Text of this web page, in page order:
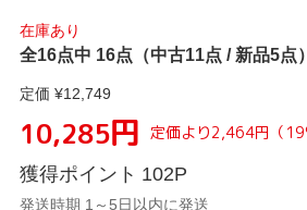
在庫あり
全16点中 16点（中古11点 / 新品5点）
定価 ¥12,749
10,285円 定価より2,464円 （ 19
獲得ポイント 102P
発送時期 1～5日以内に発送